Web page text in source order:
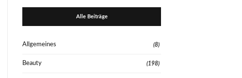
Alle Beiträge
Allgemeines (8)
Beauty (198)